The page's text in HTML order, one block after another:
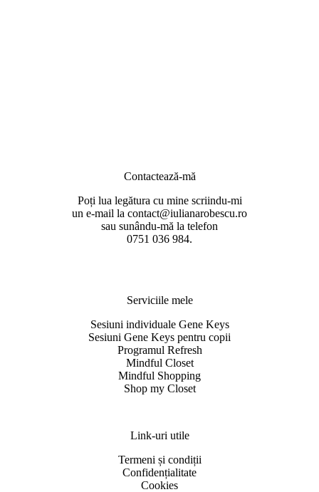
Contactează-mă
Poți lua legătura cu mine scriindu-mi
un e-mail la contact@iulianarobescu.ro
sau sunându-mă la telefon
0751 036 984.
Serviciile mele
Sesiuni individuale Gene Keys
Sesiuni Gene Keys pentru copii
Programul Refresh
Mindful Closet
Mindful Shopping
Shop my Closet
Link-uri utile
Termeni și condiții
Confidențialitate
Cookies